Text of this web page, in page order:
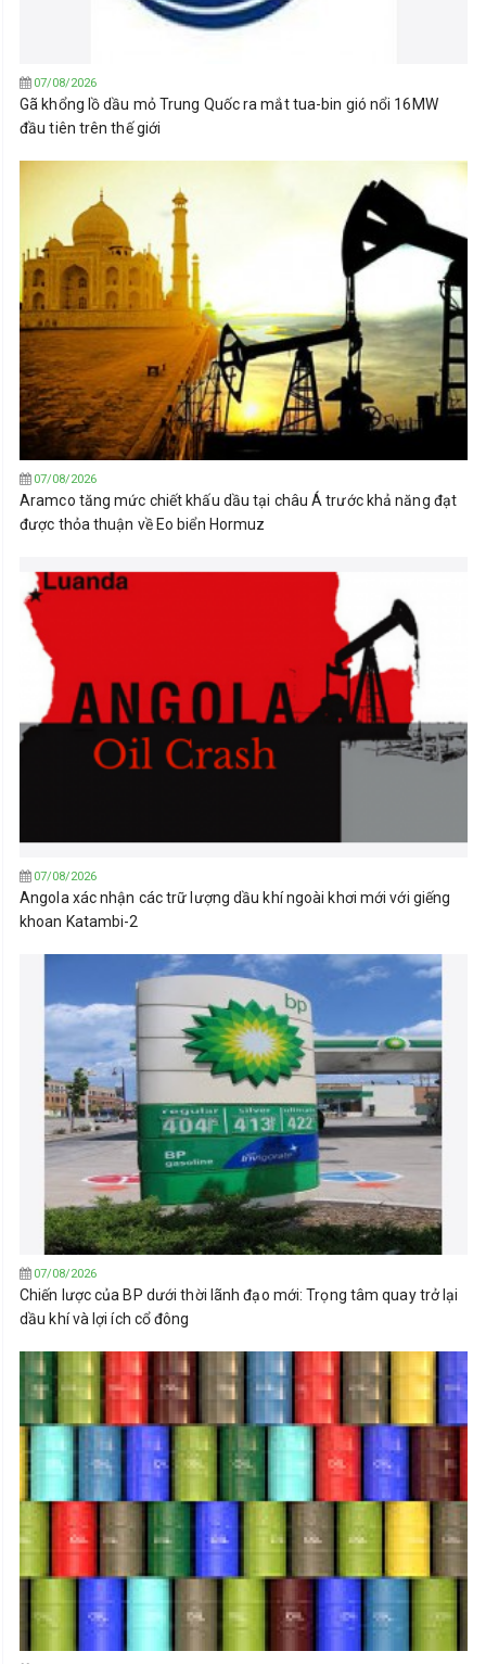
07/08/2026
Gã khổng lồ dầu mỏ Trung Quốc ra mắt tua-bin gió nổi 16MW
đầu tiên trên thế giới
07/08/2026
Aramco tăng mức chiết khấu dầu tại châu Á trước khả năng đạt
được thỏa thuận về Eo biển Hormuz
07/08/2026
Angola xác nhận các trữ lượng dầu khí ngoài khơi mới với giếng
khoan Katambi-2
07/08/2026
Chiến lược của BP dưới thời lãnh đạo mới: Trọng tâm quay trở lại
dầu khí và lợi ích cổ đông